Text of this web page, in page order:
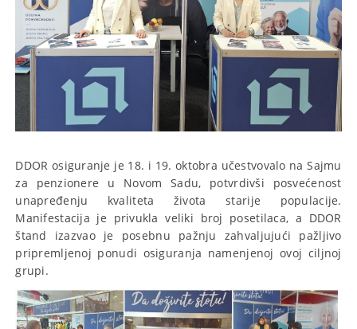
DDOR osiguranje je 18. i 19. oktobra učestvovalo na Sajmu
za penzionere u Novom Sadu, potvrdivši posvećenost
unapređenju kvaliteta života starije populacije.
Manifestacija je privukla veliki broj posetilaca, a DDOR
štand izazvao je posebnu pažnju zahvaljujući pažljivo
pripremljenoj ponudi osiguranja namenjenoj ovoj ciljnoj
grupi.